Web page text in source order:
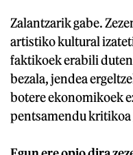
Zalantzarik gabe.
artistiko kultural
faktikoek erabili
bezala, jendea
botere ekonomikoek
pentsamendu kritikoa